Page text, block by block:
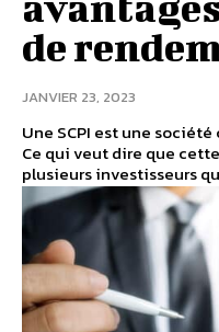
de
JANVIER 23, 2023
Une SCPI est une
Ce qui veut dire que
plusieurs investisseurs